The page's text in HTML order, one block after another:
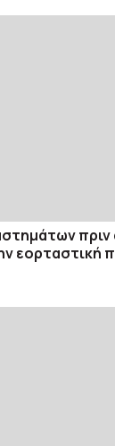
πριν
εορταστική